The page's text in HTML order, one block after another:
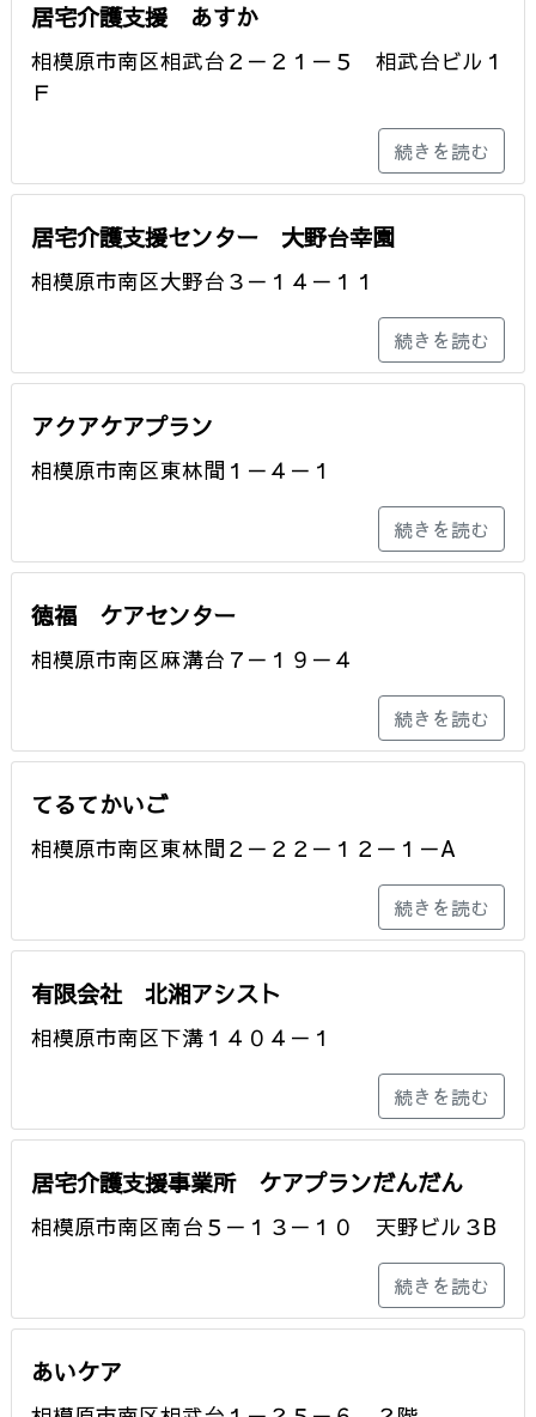
居宅介護支援 あすか
相模原市南区相武台２－２１－５ 相武台ビル１
Ｆ
続きを読む
居宅介護支援センター 大野台幸園
相模原市南区大野台３－１４－１１
続きを読む
アクアケアプラン
相模原市南区東林間１－４－１
続きを読む
徳福 ケアセンター
相模原市南区麻溝台７－１９－４
続きを読む
てるてかいご
相模原市南区東林間２－２２－１２－１－A
続きを読む
有限会社 北湘アシスト
相模原市南区下溝１４０４－１
続きを読む
居宅介護支援事業所 ケアプランだんだん
相模原市南区南台５－１３－１０ 天野ビル３B
続きを読む
あいケア